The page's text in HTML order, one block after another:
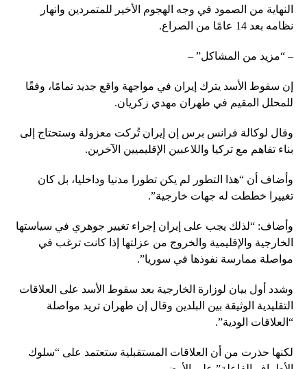
النهاية من الصمود في وجه الهجوم الأخير للمتمردين وانهار
نظامه بعد 14 عامًا من الصراع.
– “مزيد من المشاكل” –
إن سقوط الأسد يترك إيران في مواجهة واقع جديد تمامًا، وفقًا
للمحلل المقيم في طهران مهدي زكريان.
وقال لوكالة فرانس برس إن إيران تُركت معزولة وستحتاج إلى
بناء تفاهم مع تركيا واللاعبين الإقليميين الآخرين.
وأضاف أن “هذا التطور لم يكن تطورا مدنيا وداخليا، بل كان
تغييرا خططت له جهات خارجية”.
وأضاف: “لذلك يجب على إيران إجراء تغيير جوهري في سياستها
الخارجية والإقليمية والخروج من عزلتها إذا كانت ترغب في
مواصلة ممارسة نفوذها في سوريا”.
وشدد أول بيان لوزارة الخارجية بعد سقوط الأسد على العلاقات
التقليدية الوثيقة بين البلدين وقال إن طهران تريد مواصلة
“العلاقات الودية”.
لكنها حذرت من أن العلاقات المستقبلية ستعتمد على “سلوك